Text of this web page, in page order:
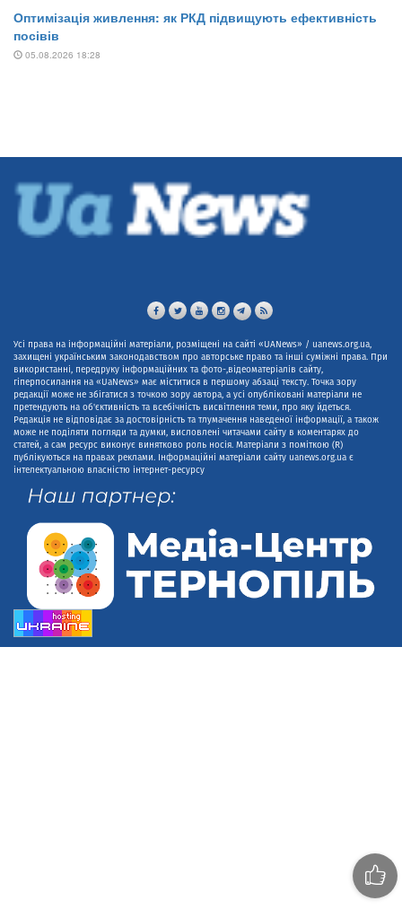
Усі права на інформаційні матеріали, розміщені на сайті «UANews» / uanews.org.ua,
захищені українським законодавством про авторське право та інші суміжні права. При
використанні, передруку інформаційних та фото-,відеоматеріалів сайту,
гіперпосилання на «UaNews» має міститися в першому абзаці тексту. Точка зору
редакції може не збігатися з точкою зору автора, а усі опубліковані матеріали не
претендують на об'єктивність та всебічність висвітлення теми, про яку йдеться.
Редакція не відповідає за достовірність та тлумачення наведеної інформації, а також
може не поділяти погляди та думки, висловлені читачами сайту в коментарях до
статей, а сам ресурс виконує винятково роль носія. Матеріали з поміткою (R)
публікуються на правах реклами. Інформаційні матеріали сайту uanews.org.ua є
інтелектуальною власністю інтернет-ресурсу